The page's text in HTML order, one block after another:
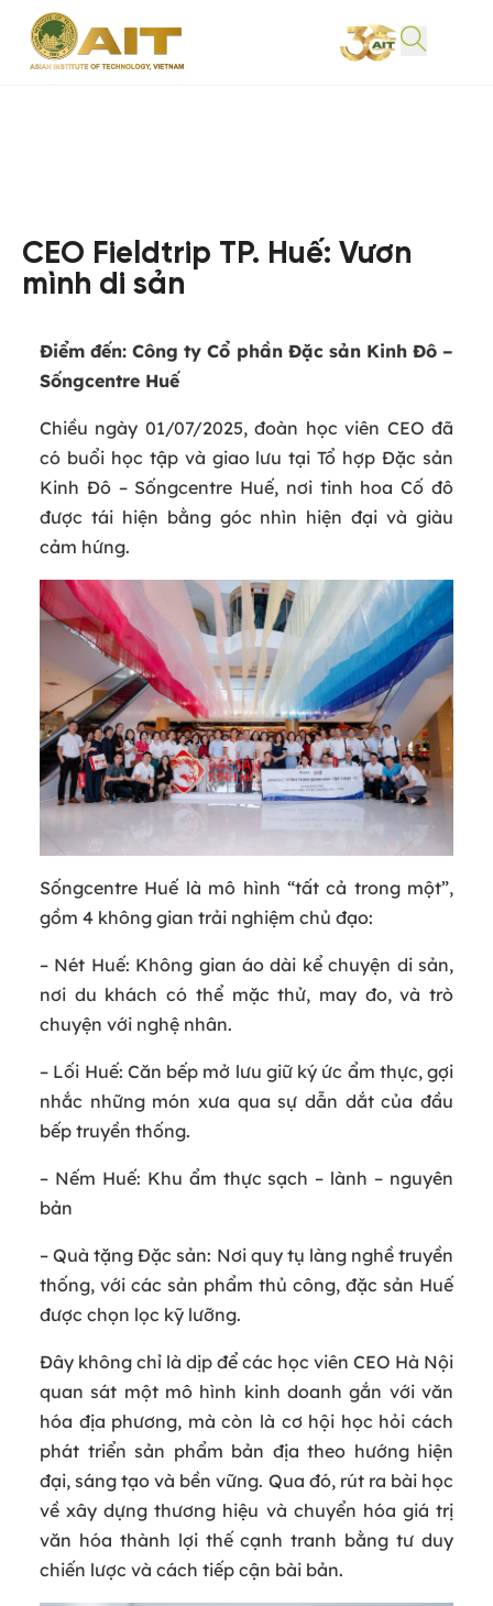
CEO Fieldtrip TP. Huế: Vươn
mình di sản
Điểm đến: Công ty Cổ phần Đặc sản Kinh Đô –
Sốngcentre Huế
Chiều ngày 01/07/2025, đoàn học viên CEO đã
có buổi học tập và giao lưu tại Tổ hợp Đặc sản
Kinh Đô – Sốngcentre Huế, nơi tinh hoa Cố đô
được tái hiện bằng góc nhìn hiện đại và giàu
cảm hứng.
Sốngcentre Huế là mô hình “tất cả trong một”,
gồm 4 không gian trải nghiệm chủ đạo:
– Nét Huế: Không gian áo dài kể chuyện di sản,
nơi du khách có thể mặc thử, may đo, và trò
chuyện với nghệ nhân.
– Lối Huế: Căn bếp mở lưu giữ ký ức ẩm thực, gợi
nhắc những món xưa qua sự dẫn dắt của đầu
bếp truyền thống.
– Nếm Huế: Khu ẩm thực sạch – lành – nguyên
bản
– Quà tặng Đặc sản: Nơi quy tụ làng nghề truyền
thống, với các sản phẩm thủ công, đặc sản Huế
được chọn lọc kỹ lưỡng.
Đây không chỉ là dịp để các học viên CEO Hà Nội
quan sát một mô hình kinh doanh gắn với văn
hóa địa phương, mà còn là cơ hội học hỏi cách
phát triển sản phẩm bản địa theo hướng hiện
đại, sáng tạo và bền vững. Qua đó, rút ra bài học
về xây dựng thương hiệu và chuyển hóa giá trị
văn hóa thành lợi thế cạnh tranh bằng tư duy
chiến lược và cách tiếp cận bài bản.